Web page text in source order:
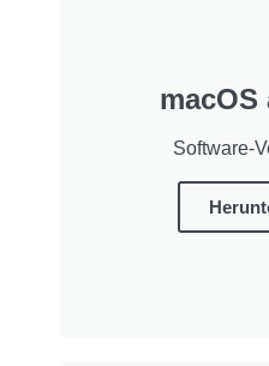
macOS
Software-